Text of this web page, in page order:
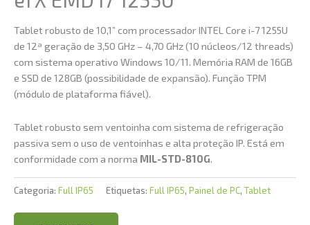
Tablet robusto de 10,1” com processador INTEL Core i-7 1255U
de 12ª geração de 3,50 GHz – 4,70 GHz (10 núcleos/12 threads)
com sistema operativo Windows 10/11. Memória RAM de 16GB
e SSD de 128GB (possibilidade de expansão). Função TPM
(módulo de plataforma fiável).
Tablet robusto sem ventoinha com sistema de refrigeração
passiva sem o uso de ventoinhas e alta proteção IP. Está em
conformidade com a norma MIL-STD-810G.
Categoria: Full IP65 Etiquetas: Full IP65, Painel de PC, Tablet